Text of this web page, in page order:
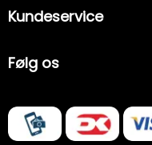
Kundeservice
Følg os